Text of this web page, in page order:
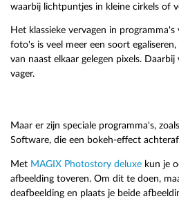
waarbij lichtpuntjes in kleine cirkels of
Het klassieke vervagen in
foto's is veel meer een soort
van naast elkaar gelegen pixels.
vager.
Maar er zijn speciale programma's,
Software, die een bokeh-effect
Met MAGIX Photostory deluxe kun je
afbeelding toveren. Om dit te doen,
deafbeelding en plaats je beide